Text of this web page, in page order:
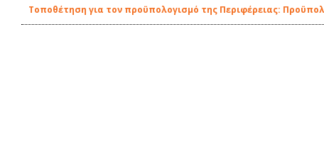
Τοποθέτηση για τον προϋπολογισμό της Περιφέρειας: